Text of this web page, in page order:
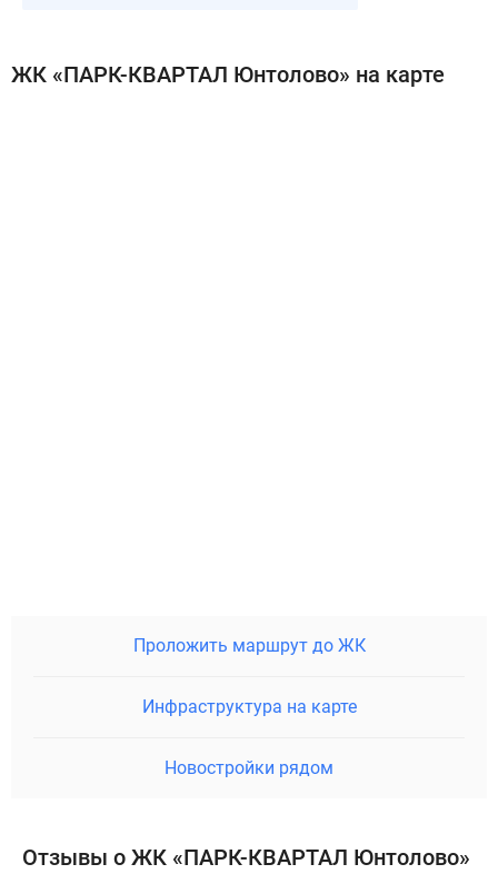
ЖК «ПАРК-КВАРТАЛ Юнтолово» на карте
Проложить маршрут до ЖК
Инфраструктура на карте
Новостройки рядом
Отзывы о ЖК «ПАРК-КВАРТАЛ Юнтолово»